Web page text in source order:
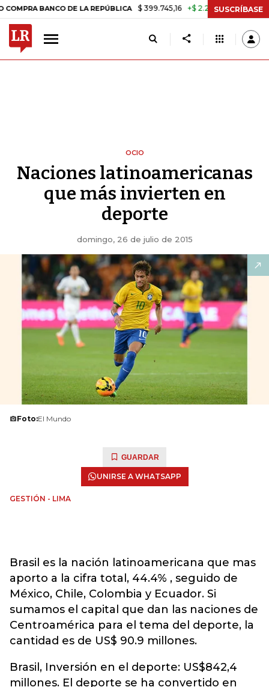
BANCO DE LA REPÚBLICA $ 399.745,16 +$ 2.295,71 +0,58% TASA
SUSCRÍBASE
OCIO
Naciones latinoamericanas
que más invierten en
deporte
domingo, 26 de julio de 2015
Foto:El Mundo
GUARDAR
UNIRSE A WHATSAPP
GESTIÓN - LIMA
Brasil es la nación latinoamericana que mas
aporto a la cifra total, 44.4% , seguido de
México, Chile, Colombia y Ecuador. Si
sumamos el capital que dan las naciones de
Centroamérica para el tema del deporte, la
cantidad es de US$ 90.9 millones.
Brasil, Inversión en el deporte: US$842,4
millones. El deporte se ha convertido en